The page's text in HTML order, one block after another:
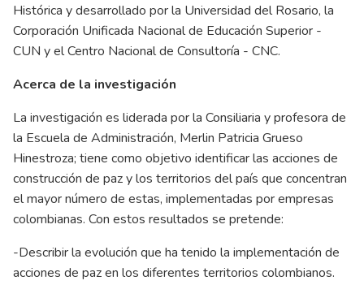
Histórica y desarrollado por la Universidad del Rosario, la
Corporación Unificada Nacional de Educación Superior -
CUN y el Centro Nacional de Consultoría - CNC.
Acerca de la investigación
La investigación es liderada por la Consiliaria y profesora de
la Escuela de Administración, Merlin Patricia Grueso
Hinestroza; tiene como objetivo identificar las acciones de
construcción de paz y los territorios del país que concentran
el mayor número de estas, implementadas por empresas
colombianas. Con estos resultados se pretende:
-Describir la evolución que ha tenido la implementación de
acciones de paz en los diferentes territorios colombianos.